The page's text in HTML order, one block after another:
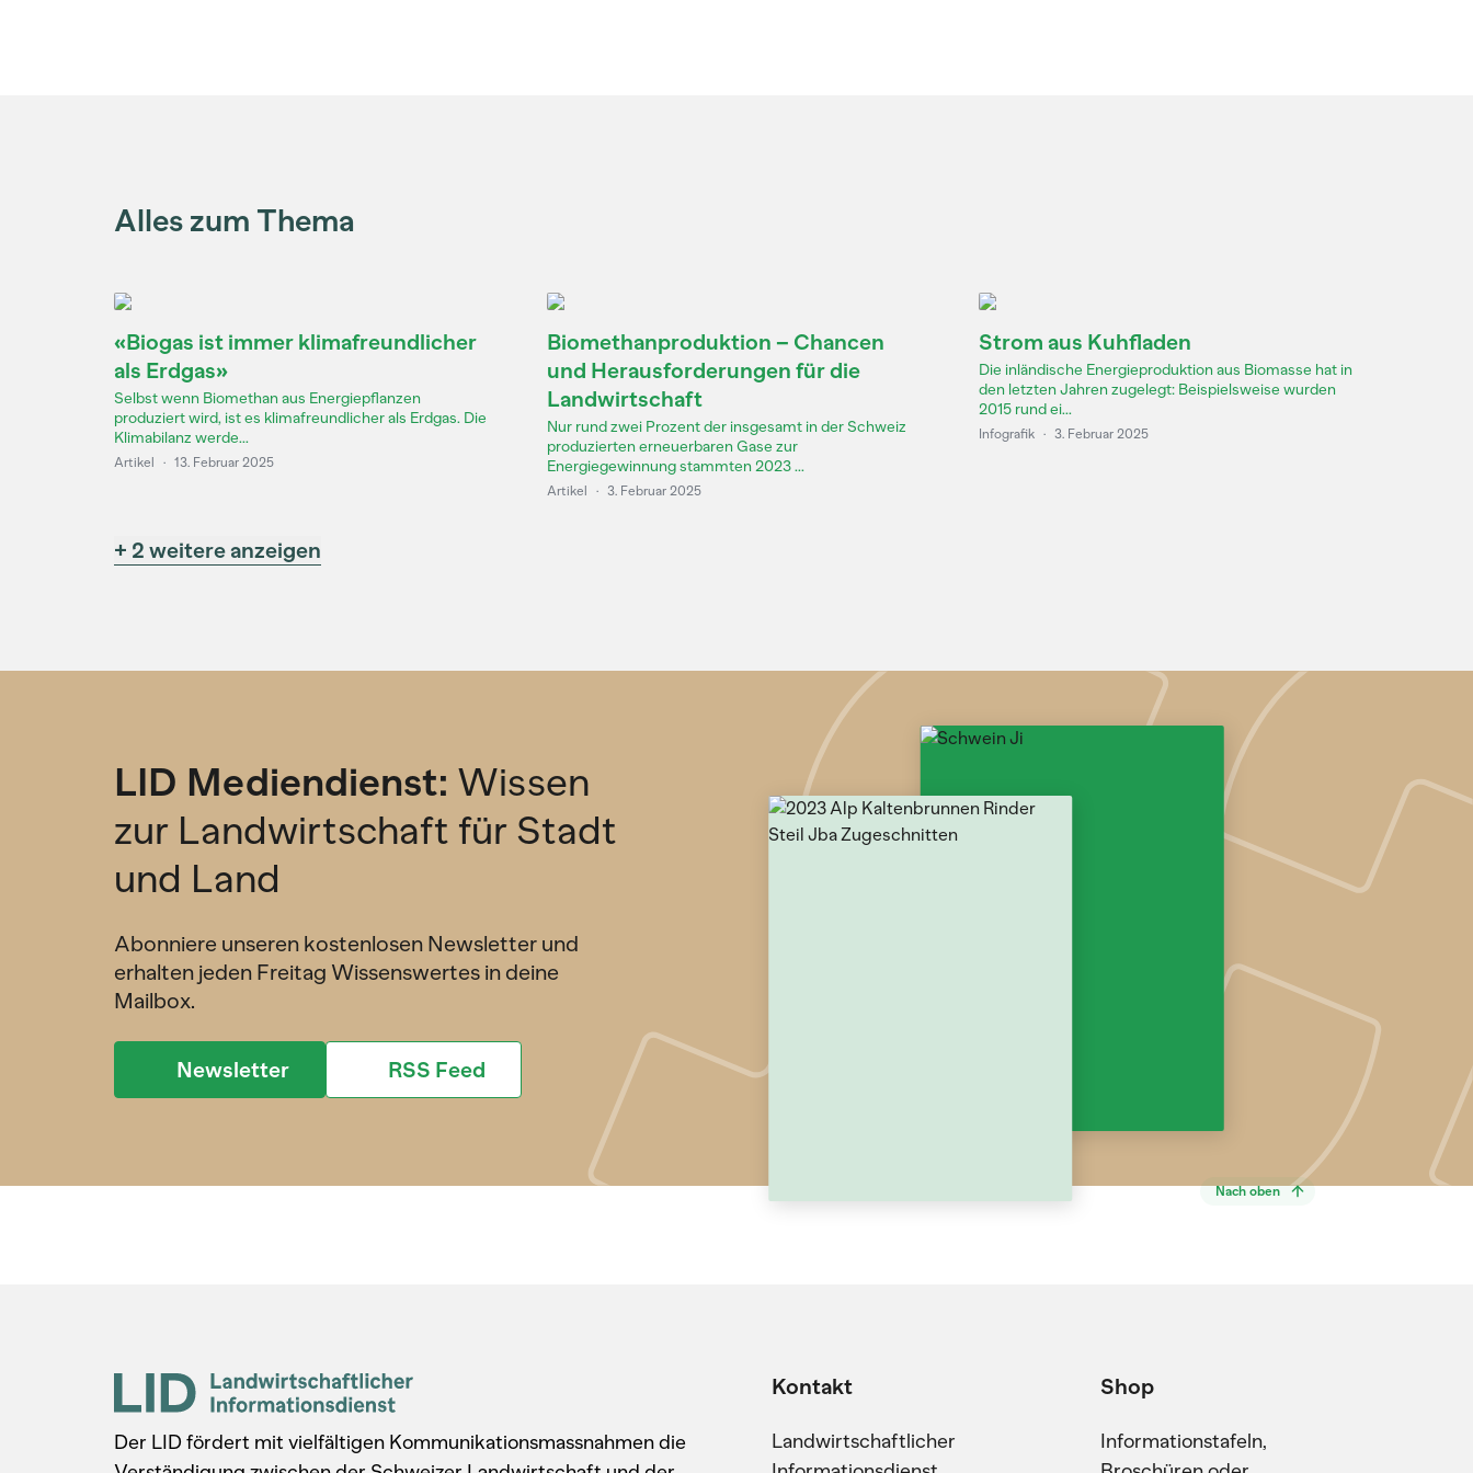
Alles zum Thema
«Biogas ist immer klimafreundlicher
als Erdgas»
Selbst wenn Biomethan aus Energiepflanzen
produziert wird, ist es klimafreundlicher als Erdgas. Die
Klimabilanz werde...
Artikel · 13. Februar 2025
Biomethanproduktion – Chancen
und Herausforderungen für die
Landwirtschaft
Nur rund zwei Prozent der insgesamt in der Schweiz
produzierten erneuerbaren Gase zur
Energiegewinnung stammten 2023 ...
Artikel · 3. Februar 2025
Strom aus Kuhfladen
Die inländische Energieproduktion aus Biomasse hat in
den letzten Jahren zugelegt: Beispielsweise wurden
2015 rund ei...
Infografik · 3. Februar 2025
+ 2 weitere anzeigen
LID Mediendienst: Wissen
zur Landwirtschaft für Stadt
und Land
Abonniere unseren kostenlosen Newsletter und
erhalten jeden Freitag Wissenswertes in deine
Mailbox.
Newsletter RSS Feed
Nach oben
Der LID fördert mit vielfältigen Kommunikationsmassnahmen die
Kontakt
Landwirtschaftlicher
Shop
Informationstafeln,